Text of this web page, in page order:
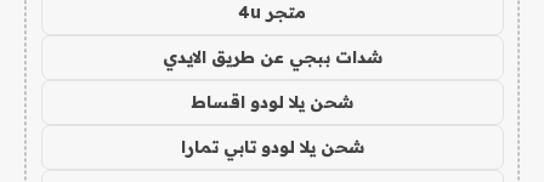
متجر 4u
شدات ببجي عن طريق الايدي
شحن يلا لودو اقساط
شحن يلا لودو تابي تمارا